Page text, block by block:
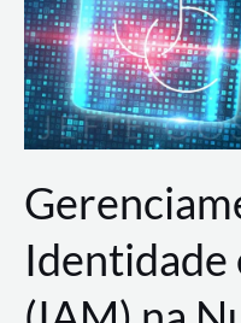
Identidade